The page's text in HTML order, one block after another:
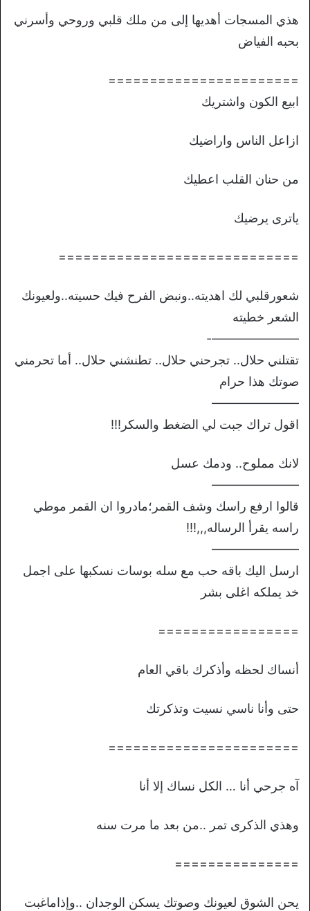
هذي المسجات أهديها إلى من ملك قلبي وروحي وأسرني
بحبه الفياض
=======================
ابيع الكون واشتريك
ازاعل الناس واراضيك
من حنان القلب اعطيك
ياترى يرضيك
=============================
شعورقلبي لك اهديته..ونبض الفرح فيك حسيته..ولعيونك
الشعر خطيته
———————-
تقتلني حلال.. تجرحني حلال.. تطنشني حلال.. أما تحرمني
صوتك هذا حرام
———————
اقول تراك جبت لي الضغط والسكر!!!
لانك مملوح.. ودمك عسل
———————
قالوا ارفع راسك وشف القمر؛مادروا ان القمر موطي
راسه يقرأ الرساله,,,!!!
———————
ارسل اليك باقه حب مع سله بوسات نسكبها على اجمل
خد يملكه اغلى بشر
=================
أنساك لحظه وأذكرك باقي العام
حتى وأنا ناسي نسيت وتذكرتك
=======================
آه جرحي أنا … الكل نساك إلا أنا
وهذي الذكرى تمر ..من بعد ما مرت سنه
===============
يحن الشوق لعيونك وصوتك يسكن الوجدان ..وإذاماغبت